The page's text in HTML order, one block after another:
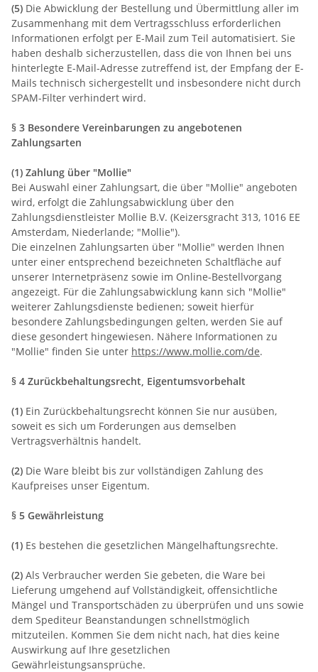
(5) Die Abwicklung der Bestellung und Übermittlung aller im
Zusammenhang mit dem Vertragsschluss erforderlichen
Informationen erfolgt per E-Mail zum Teil automatisiert. Sie
haben deshalb sicherzustellen, dass die von Ihnen bei uns
hinterlegte E-Mail-Adresse zutreffend ist, der Empfang der E-
Mails technisch sichergestellt und insbesondere nicht durch
SPAM-Filter verhindert wird.
§ 3 Besondere Vereinbarungen zu angebotenen
Zahlungsarten
(1) Zahlung über "Mollie"
Bei Auswahl einer Zahlungsart, die über "Mollie" angeboten
wird, erfolgt die Zahlungsabwicklung über den
Zahlungsdienstleister Mollie B.V. (Keizersgracht 313, 1016 EE
Amsterdam, Niederlande; "Mollie").
Die einzelnen Zahlungsarten über "Mollie" werden Ihnen
unter einer entsprechend bezeichneten Schaltfläche auf
unserer Internetpräsenz sowie im Online-Bestellvorgang
angezeigt. Für die Zahlungsabwicklung kann sich "Mollie"
weiterer Zahlungsdienste bedienen; soweit hierfür
besondere Zahlungsbedingungen gelten, werden Sie auf
diese gesondert hingewiesen. Nähere Informationen zu
"Mollie" finden Sie unter https://www.mollie.com/de.
§ 4 Zurückbehaltungsrecht , Eigentumsvorbehalt
(1) Ein Zurückbehaltungsrecht können Sie nur ausüben,
soweit es sich um Forderungen aus demselben
Vertragsverhältnis handelt.
(2) Die Ware bleibt bis zur vollständigen Zahlung des
Kaufpreises unser Eigentum.
§ 5 Gewährleistung
(1) Es bestehen die gesetzlichen Mängelhaftungsrechte.
(2) Als Verbraucher werden Sie gebeten, die Ware bei
Lieferung umgehend auf Vollständigkeit, offensichtliche
Mängel und Transportschäden zu überprüfen und uns sowie
dem Spediteur Beanstandungen schnellstmöglich
mitzuteilen. Kommen Sie dem nicht nach, hat dies keine
Auswirkung auf Ihre gesetzlichen
Gewährleistungsansprüche.